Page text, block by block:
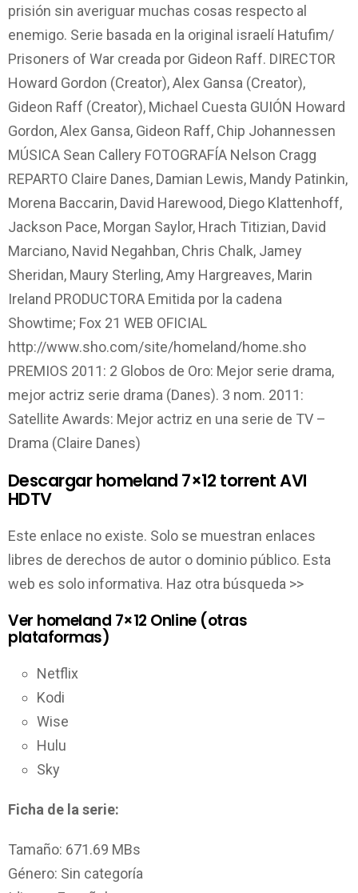
prisión sin averiguar muchas cosas respecto al
enemigo. Serie basada en la original israelí Hatufim/
Prisoners of War creada por Gideon Raff. DIRECTOR
Howard Gordon (Creator), Alex Gansa (Creator),
Gideon Raff (Creator), Michael Cuesta GUIÓN Howard
Gordon, Alex Gansa, Gideon Raff, Chip Johannessen
MÚSICA Sean Callery FOTOGRAFÍA Nelson Cragg
REPARTO Claire Danes, Damian Lewis, Mandy Patinkin,
Morena Baccarin, David Harewood, Diego Klattenhoff,
Jackson Pace, Morgan Saylor, Hrach Titizian, David
Marciano, Navid Negahban, Chris Chalk, Jamey
Sheridan, Maury Sterling, Amy Hargreaves, Marin
Ireland PRODUCTORA Emitida por la cadena
Showtime; Fox 21 WEB OFICIAL
http://www.sho.com/site/homeland/home.sho
PREMIOS 2011: 2 Globos de Oro: Mejor serie drama,
mejor actriz serie drama (Danes). 3 nom. 2011:
Satellite Awards: Mejor actriz en una serie de TV –
Drama (Claire Danes)
Descargar homeland 7×12 torrent AVI
HDTV
Este enlace no existe. Solo se muestran enlaces
libres de derechos de autor o dominio público. Esta
web es solo informativa. Haz otra búsqueda >>
Ver homeland 7×12 Online (otras
plataformas)
Netflix
Kodi
Wise
Hulu
Sky
Ficha de la serie:
Tamaño: 671.69 MBs
Género: Sin categoría